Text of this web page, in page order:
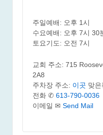
주일예배: 오후 1시
수요예배: 오후 7시 30
토요기도: 오전 7시
교회 주소: 715
2A8
주차장 주소: 이곳 맞은
전화 ✆ 613-790-0036
이메일 ✉ Send Mail